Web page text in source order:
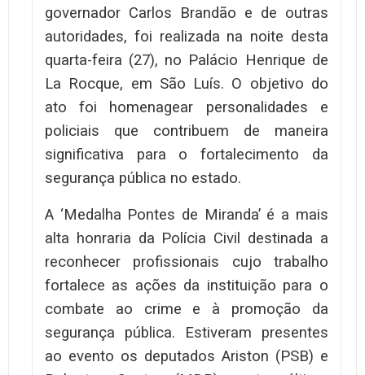
governador Carlos Brandão e de outras
autoridades, foi realizada na noite desta
quarta-feira (27), no Palácio Henrique de
La Rocque, em São Luís. O objetivo do
ato foi homenagear personalidades e
policiais que contribuem de maneira
significativa para o fortalecimento da
segurança pública no estado.
A ‘Medalha Pontes de Miranda’ é a mais
alta honraria da Polícia Civil destinada a
reconhecer profissionais cujo trabalho
fortalece as ações da instituição para o
combate ao crime e à promoção da
segurança pública. Estiveram presentes
ao evento os deputados Ariston (PSB) e